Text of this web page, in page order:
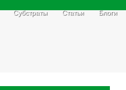
Субстраты Статьи Блоги